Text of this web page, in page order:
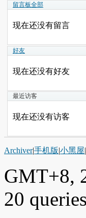
留言板全部
现在还没有留言
好友
现在还没有好友
最近访客
现在还没有访客
Archiver|手机版|小黑屋|
GMT+8,
20